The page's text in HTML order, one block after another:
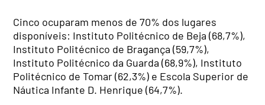
Cinco ocuparam menos de 70% dos lugares
disponíveis: Instituto Politécnico de Beja (68,7%),
Instituto Politécnico de Bragança (59,7%),
Instituto Politécnico da Guarda (68,9%), Instituto
Politécnico de Tomar (62,3%) e Escola Superior de
Náutica Infante D. Henrique (64,7%).